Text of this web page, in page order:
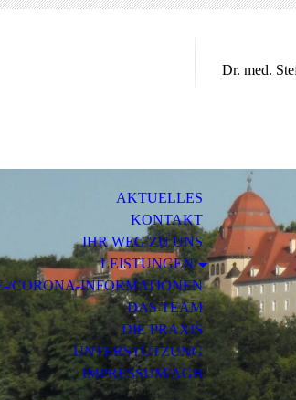
Dr. med.
AKTUELLES
KONTAKT
IHR WEG ZU UNS
LEISTUNGEN
CORONA-INFORMATIONEN
DAS TEAM
DIE PRAXIS
UNTERSTÜTZUNG
IMPRESSUM/AGB